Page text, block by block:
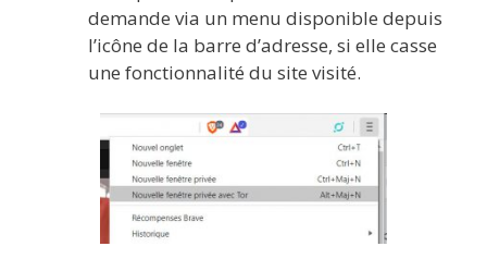
demande via un menu disponible depuis
l’icône de la barre d’adresse, si elle casse
une fonctionnalité du site visité.